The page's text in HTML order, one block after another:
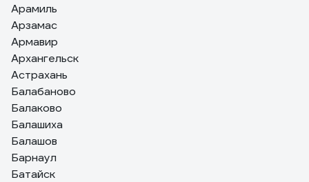
Арамиль
Арзамас
Армавир
Архангельск
Астрахань
Балабаново
Балаково
Балашиха
Балашов
Барнаул
Батайск